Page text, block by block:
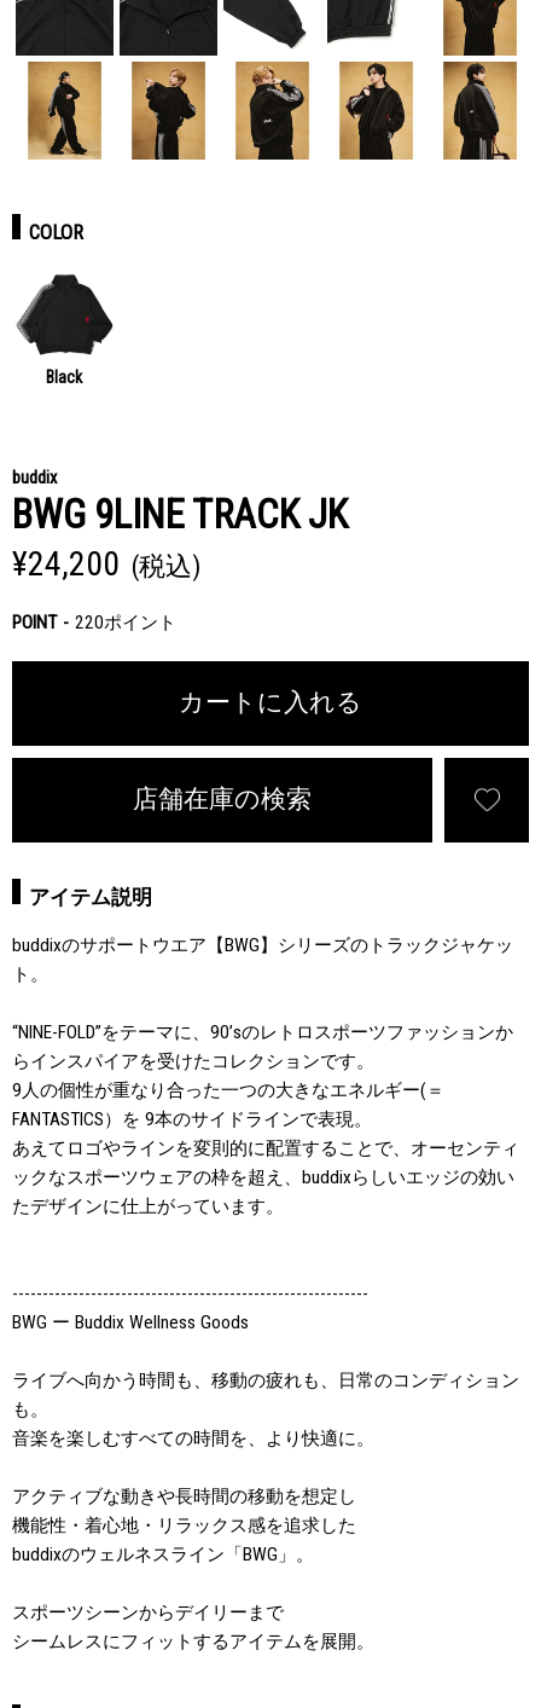
COLOR
Black
buddix
BWG 9LINE TRACK JK
¥24,200 (税込)
POINT 220ポイント
カートに入れる
店舗在庫の検索
アイテム説明
buddixのサポートウエア【BWG】シリーズのトラックジャケッ
ト。
“NINE-FOLD”をテーマに、90’sのレトロスポーツファッションか
らインスパイアを受けたコレクションです。
9人の個性が重なり合った一つの大きなエネルギー(＝
FANTASTICS）を 9本のサイドラインで表現。
あえてロゴやラインを変則的に配置することで、オーセンティ
ックなスポーツウェアの枠を超え、buddixらしいエッジの効い
たデザインに仕上がっています。
-----------------------------------------------------------
BWG ー Buddix Wellness Goods
ライブへ向かう時間も、移動の疲れも、日常のコンディション
も。
音楽を楽しむすべての時間を、より快適に。
アクティブな動きや長時間の移動を想定し
機能性・着心地・リラックス感を追求した
buddixのウェルネスライン「BWG」。
スポーツシーンからデイリーまで
シームレスにフィットするアイテムを展開。